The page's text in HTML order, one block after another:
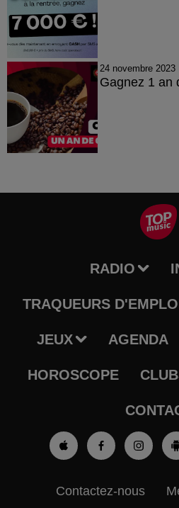
24 novembre 2023
Gagnez 1 an
RADIO
TRAQUEURS
JEUX AGENDA
HOROSCOPE
Contactez-nous